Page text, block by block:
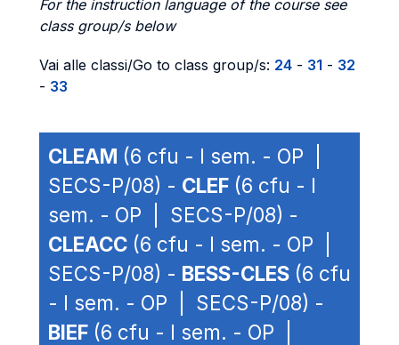
For the instruction language of the course see
class group/s below
Vai alle classi/Go to class group/s: 24 - 31 - 32
- 33
CLEAM (6 cfu - I sem. - OP |
SECS-P/08) - CLEF (6 cfu - I
sem. - OP | SECS-P/08) -
CLEACC (6 cfu - I sem. - OP |
SECS-P/08) - BESS-CLES (6 cfu
- I sem. - OP | SECS-P/08) -
BIEF (6 cfu - I sem. - OP |